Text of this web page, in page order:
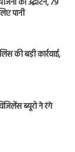
पानी
की बड़ी कार्रवाई,
ब्यूरो ने रंगे